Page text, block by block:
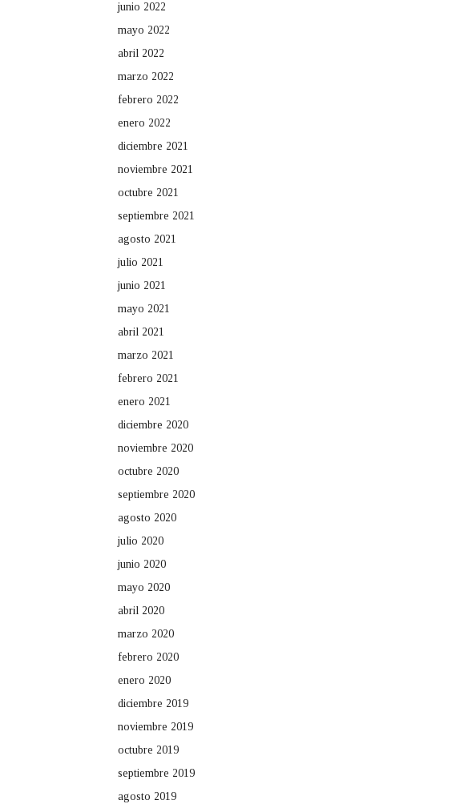
junio 2022
mayo 2022
abril 2022
marzo 2022
febrero 2022
enero 2022
diciembre 2021
noviembre 2021
octubre 2021
septiembre 2021
agosto 2021
julio 2021
junio 2021
mayo 2021
abril 2021
marzo 2021
febrero 2021
enero 2021
diciembre 2020
noviembre 2020
octubre 2020
septiembre 2020
agosto 2020
julio 2020
junio 2020
mayo 2020
abril 2020
marzo 2020
febrero 2020
enero 2020
diciembre 2019
noviembre 2019
octubre 2019
septiembre 2019
agosto 2019